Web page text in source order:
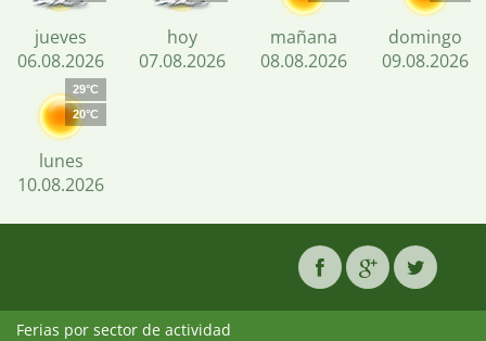
jueves
06.08.2026
hoy
07.08.2026
mañana
08.08.2026
domingo
09.08.2026
29°C
20°C
lunes
10.08.2026
Ferias por sector de actividad